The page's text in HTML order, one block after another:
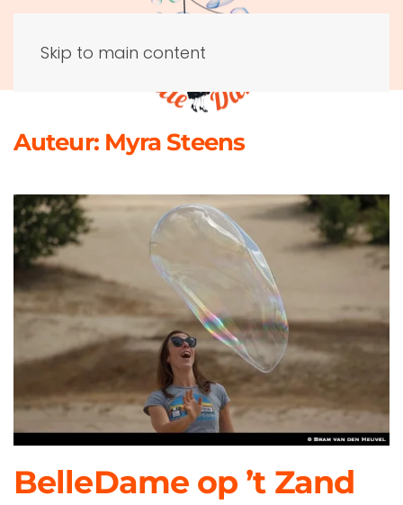
Skip to main content
Auteur: Myra Steens
BelleDame op ’t Zand